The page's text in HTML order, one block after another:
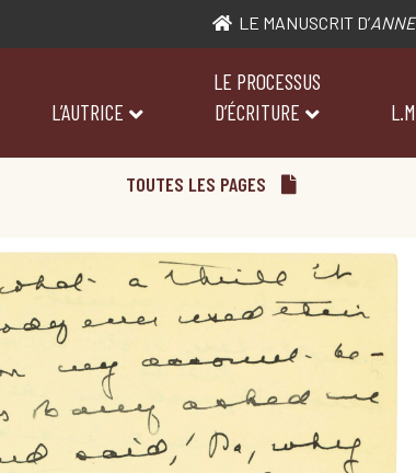
LE MANUSCRIT D’
L’AUTRICE
LE PROCESSUS
D’ÉCRITURE
TOUTES LES PAGES